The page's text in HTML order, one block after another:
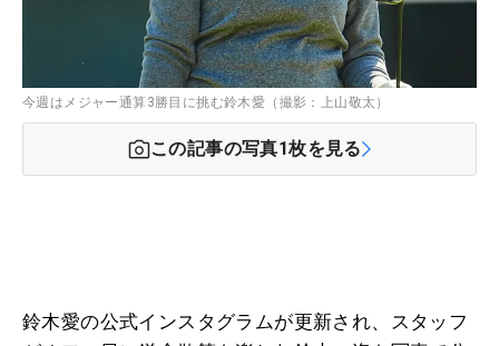
今週はメジャー通算3勝目に挑む鈴木愛（撮影：上山敬太）
この記事の写真1枚を見る
鈴木愛の公式インスタグラムが更新され、スタッフ